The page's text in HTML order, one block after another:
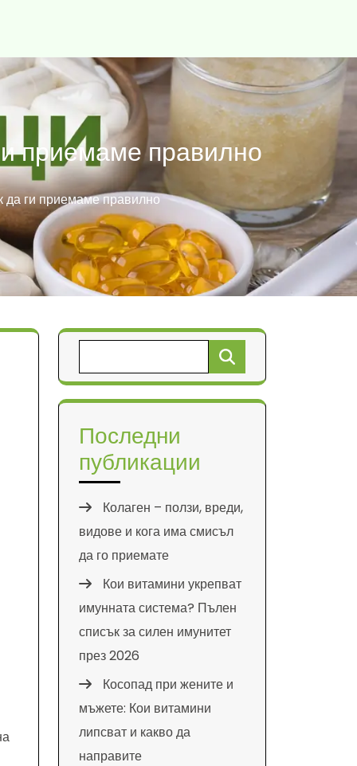
приемаме правилно
да ги приемаме правилно
за:
Последни
публикации
Колаген – ползи, вреди,
видове и кога има смисъл
да го приемате
Кои витамини укрепват
имунната система? Пълен
списък за силен имунитет
през 2026
Косопад при жените и
мъжете: Кои витамини
липсват и какво да
направите